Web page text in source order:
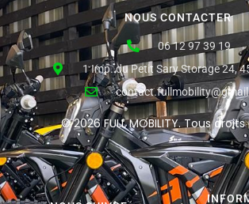
NOUS CONTACTER
06 12 97 39 19
1 Imp. du Petit Sary Storage 24,
© 2026 FULL MOBILITY. Tous